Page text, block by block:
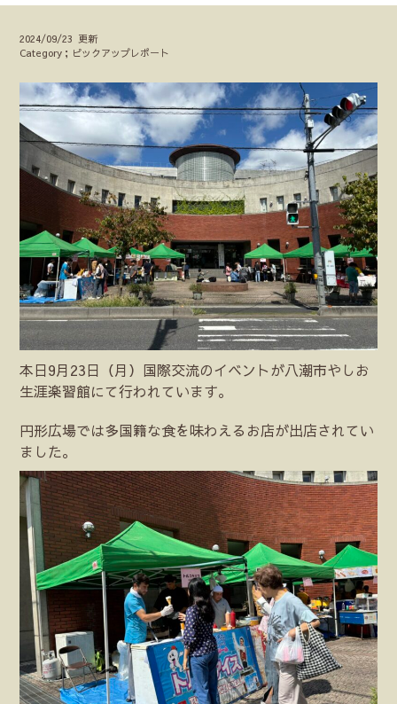
2024/09/23 更新
Category；ピックアップレポート
本日9月23日（月）国際交流のイベントが八潮市やしお
生涯楽習館にて行われています。
円形広場では多国籍な食を味わえるお店が出店されてい
ました。